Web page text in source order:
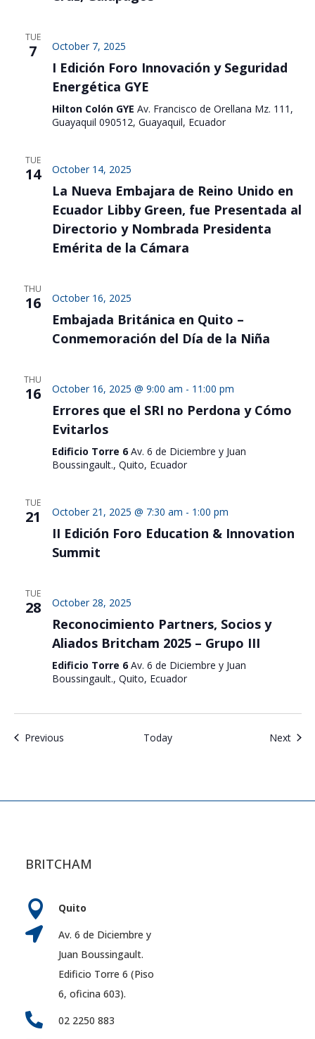
TUE
7 October 7, 2025
I Edición Foro Innovación y Seguridad
Energética GYE
Hilton Colón GYE Av. Francisco de Orellana Mz. 111,
Guayaquil 090512, Guayaquil, Ecuador
TUE
14 October 14, 2025
La Nueva Embajara de Reino Unido en
Ecuador Libby Green, fue Presentada al
Directorio y Nombrada Presidenta
Emérita de la Cámara
THU
16 October 16, 2025
Embajada Británica en Quito –
Conmemoración del Día de la Niña
THU
16 October 16, 2025 @ 9:00 am - 11:00 pm
Errores que el SRI no Perdona y Cómo
Evitarlos
Edificio Torre 6 Av. 6 de Diciembre y Juan
Boussingault., Quito, Ecuador
TUE
21 October 21, 2025 @ 7:30 am - 1:00 pm
II Edición Foro Education & Innovation
Summit
TUE
28 October 28, 2025
Reconocimiento Partners, Socios y
Aliados Britcham 2025 – Grupo III
Edificio Torre 6 Av. 6 de Diciembre y Juan
Boussingault., Quito, Ecuador
PreviousEvents Today Next
BRITCHAM
 Quito

Av. 6 de Diciembre y
Juan Boussingault.
Edificio Torre 6 (Piso
6, oficina 603).
 02 2250 883